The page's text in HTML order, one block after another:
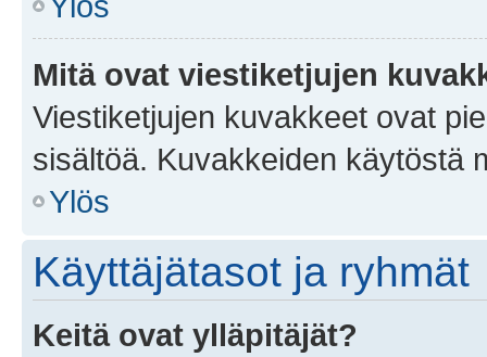
Mitä ovat viestiketjujen
Viestiketjujen kuvakkeet ovat
sisältöä. Kuvakkeiden käytöstä
Ylös
Käyttäjätasot ja ryhmät
Keitä ovat ylläpitäjät?